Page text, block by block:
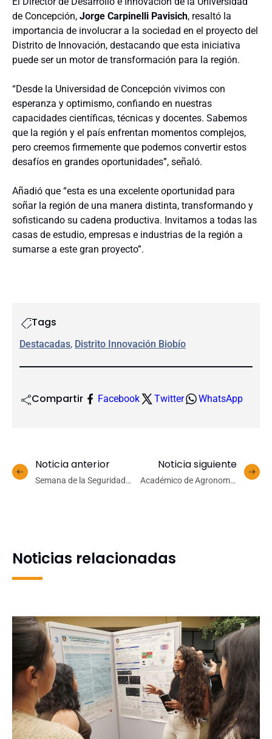
de Concepción, Jorge Carpinelli Pavisich, resaltó la
importancia de involucrar a la sociedad en el proyecto del
Distrito de Innovación, destacando que esta iniciativa
puede ser un motor de transformación para la región.
“Desde la Universidad de Concepción vivimos con
esperanza y optimismo, confiando en nuestras
capacidades científicas, técnicas y docentes. Sabemos
que la región y el país enfrentan momentos complejos,
pero creemos firmemente que podemos convertir estos
desafíos en grandes oportunidades”, señaló.
Añadió que “esta es una excelente oportunidad para
soñar la región de una manera distinta, transformando y
sofisticando su cadena productiva. Invitamos a todas las
casas de estudio, empresas e industrias de la región a
sumarse a este gran proyecto”.
Tags
Destacadas, Distrito Innovación Biobío
Compartir Facebook Twitter WhatsApp
Noticia anterior
Semana de la Seguridad
Noticia siguiente
Académico de Agronomía
Noticias relacionadas